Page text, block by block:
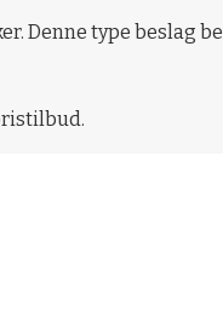
Denne type beslag